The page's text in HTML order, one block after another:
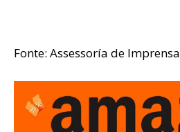
Fonte: Assessoría de Imprensa